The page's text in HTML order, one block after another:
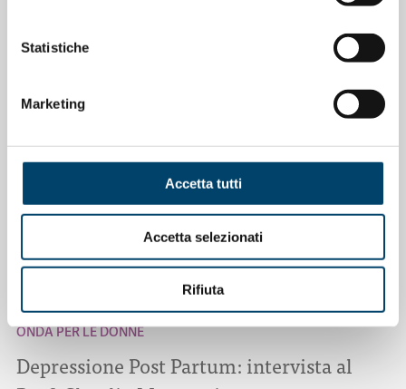
Statistiche
Marketing
Accetta tutti
Accetta selezionati
Rifiuta
NOTIZIE CORRELATE
ONDA PER LE DONNE
Depressione Post Partum: intervista al